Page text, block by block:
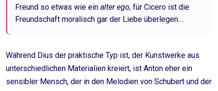
Freund so etwas wie ein alter ego, für Cicero ist die
Freundschaft moralisch gar der Liebe überlegen….
Während Dius der praktische Typ ist, der Kunstwerke aus
unterschiedlichen Materialien kreiert, ist Anton eher ein
sensibler Mensch, der in den Melodien von Schubert und der